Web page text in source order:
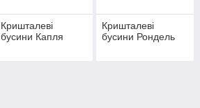
Кришталеві
бусини Капля
Кришталеві
бусини Рондель